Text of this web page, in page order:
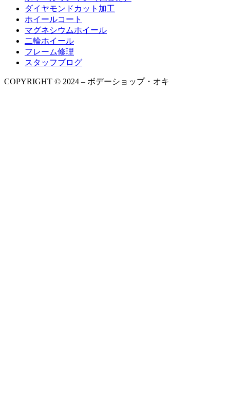
ダイヤモンドカット加工
ホイールコート
マグネシウムホイール
二輪ホイール
フレーム修理
スタッフブログ
COPYRIGHT © 2024 – ボデーショップ・オキ